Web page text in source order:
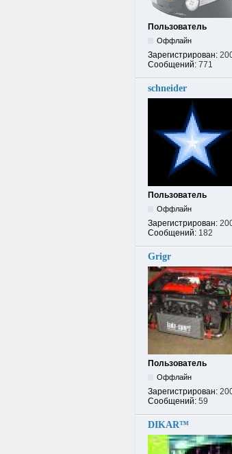
Пользователь
Оффлайн
Зарегистрирован:
Сообщений: 771
schneider
Пользователь
Оффлайн
Зарегистрирован:
Сообщений: 182
Grigr
Пользователь
Оффлайн
Зарегистрирован:
Сообщений: 59
DIKAR™